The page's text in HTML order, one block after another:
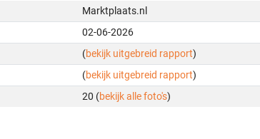
Marktplaats.nl
02-06-2026
(bekijk uitgebreid rapport)
(bekijk uitgebreid rapport)
20 (bekijk alle foto's)